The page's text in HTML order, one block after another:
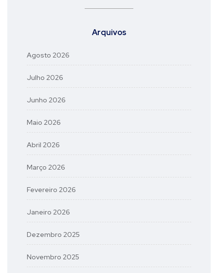
Arquivos
Agosto 2026
Julho 2026
Junho 2026
Maio 2026
Abril 2026
Março 2026
Fevereiro 2026
Janeiro 2026
Dezembro 2025
Novembro 2025